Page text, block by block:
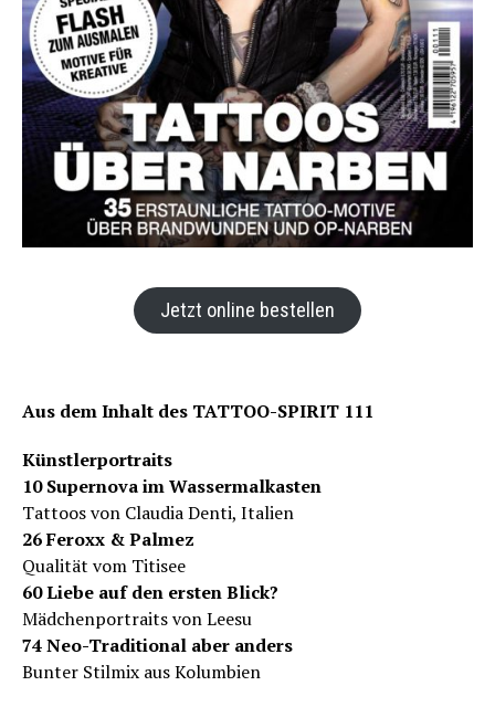
Jetzt online bestellen
Aus dem Inhalt des TATTOO-SPIRIT 111
Künstlerportraits
10 Supernova im Wassermalkasten
Tattoos von Claudia Denti, Italien
26 Feroxx & Palmez
Qualität vom Titisee
60 Liebe auf den ersten Blick?
Mädchenportraits von Leesu
74 Neo-Traditional aber anders
Bunter Stilmix aus Kolumbien